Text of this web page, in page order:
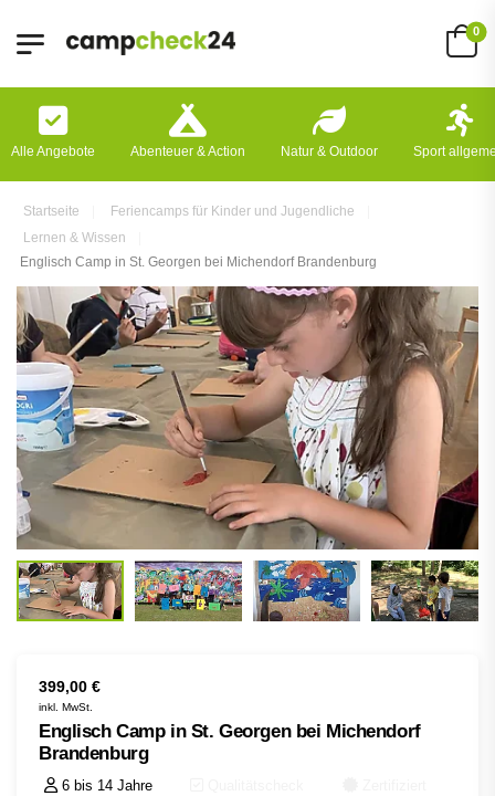
0
Alle Angebote Abenteuer & Action Natur & Outdoor Sport
Startseite
Feriencamps für Kinder und Jugendliche
Lernen & Wissen
Englisch Camp in St. Georgen bei Michendorf Brandenburg
399,00 €
inkl. MwSt.
Englisch Camp in St. Georgen bei Michendorf
Brandenburg
6 bis 14 Jahre